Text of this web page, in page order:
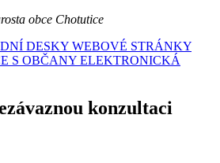
obce Chotutice
DESKY WEBOVÉ STRÁNKY
S OBČANY ELEKTRONICKÁ
konzultaci